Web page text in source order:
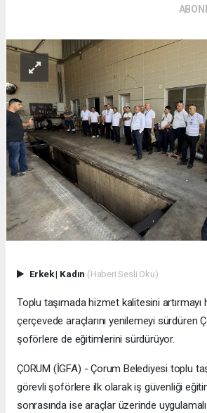
Erkek| Kadın (Haberi Sesli Oku)
Toplu taşımada hizmet kalitesini artırmayı
çerçevede araçlarını yenilemeyi sürdüren
şoförlere de eğitimlerini sürdürüyor.
ÇORUM (İGFA) - Çorum Belediyesi toplu
görevli şoförlere ilk olarak iş güvenliği
sonrasında ise araçlar üzerinde